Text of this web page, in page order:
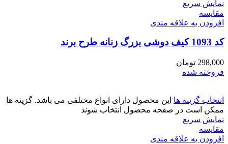
نمایش سریع
مقايسه
افزودن به علاقه مندی
کد 1093 کیف دوشی بزرگ زنانه طرح برند
298,000 تومان
فروخته شده
انتخاب گزینه ها این محصول دارای انواع مختلفی می باشد. گزینه ها
ممکن است در صفحه محصول انتخاب شوند
نمایش سریع
مقايسه
افزودن به علاقه مندی